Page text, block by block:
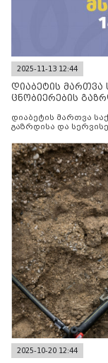
2025-11-13 12:44
დიაბეტის მართვა
ცნობიერების
დიაბეტის მართვა
გაზრდისა და
2025-10-20 12:44